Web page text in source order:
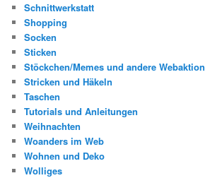
Schnittwerkstatt
Shopping
Socken
Sticken
Stöckchen/Memes und andere
Stricken und Häkeln
Taschen
Tutorials und Anleitungen
Weihnachten
Woanders im Web
Wohnen und Deko
Wolliges